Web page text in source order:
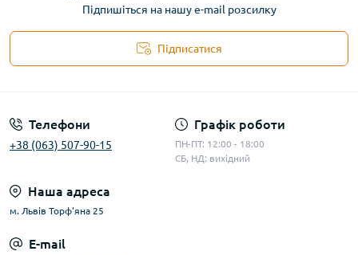
Підпишіться на нашу e-mail розсилку
Підписатися
Телефони
+38 (063) 507-90-15
Графік роботи
ПН-ПТ: 12:00 - 18:00
СБ, НД: вихідний
Наша адреса
м. Львів Торф'яна 25
E-mail